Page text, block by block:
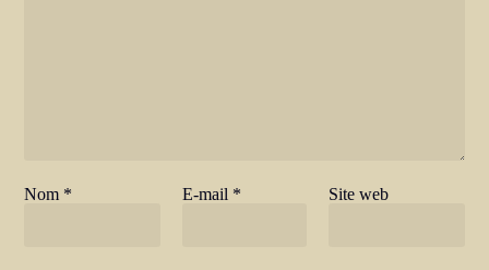
Nom * E-mail * Site web